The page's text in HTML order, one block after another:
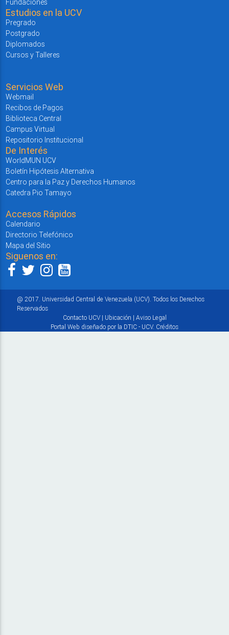
Fundaciones
Estudios en la UCV
Pregrado
Postgrado
Diplomados
Cursos y Talleres
Servicios Web
Webmail
Recibos de Pagos
Biblioteca Central
Campus Virtual
Repositorio Institucional
De Interés
WorldMUN UCV
Boletín Hipótesis Alternativa
Centro para la Paz y Derechos Humanos
Catedra Pio Tamayo
Accesos Rápidos
Calendario
Directorio Telefónico
Mapa del Sitio
Siguenos en:
@ 2017. Universidad Central de Venezuela (UCV). Todos los Derechos
Reservados
Contacto UCV| Ubicación | Aviso Legal
Portal Web diseñado por la DTIC - UCV. Créditos